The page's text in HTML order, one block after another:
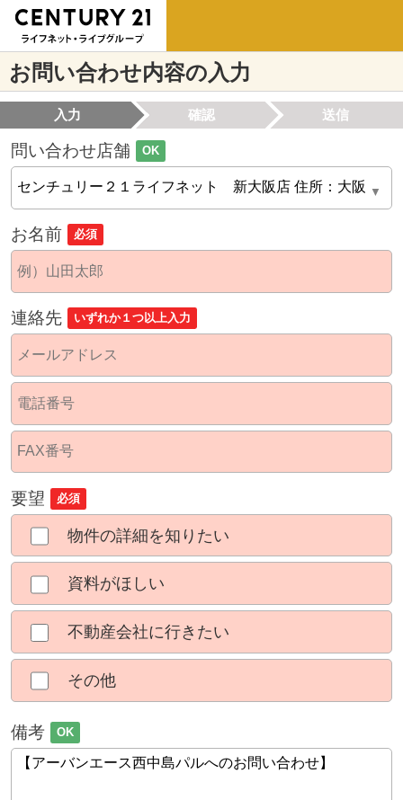
お問い合わせ内容の入力
入力 確認 送信
問い合わせ店舗 OK
お名前 必須
連絡先 いずれか１つ以上入力
要望 必須
物件の詳細を知りたい
資料がほしい
不動産会社に行きたい
その他
備考 OK